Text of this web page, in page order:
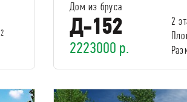
2
Дом из бруса
Д-152
2223000 р.
2